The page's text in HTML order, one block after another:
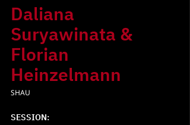
Daliana
Suryawinata &
Florian
Heinzelmann
SHAU
SESSION: